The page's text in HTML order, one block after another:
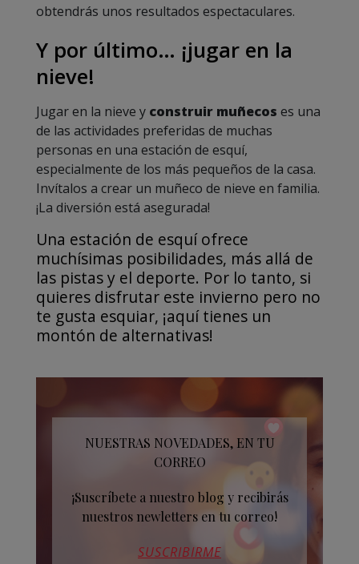
obtendrás unos resultados espectaculares.
Y por último… ¡jugar en la
nieve!
Jugar en la nieve y construir muñecos es una
de las actividades preferidas de muchas
personas en una estación de esquí,
especialmente de los más pequeños de la casa.
Invítalos a crear un muñeco de nieve en familia.
¡La diversión está asegurada!
Una estación de esquí ofrece
muchísimas posibilidades, más allá de
las pistas y el deporte. Por lo tanto, si
quieres disfrutar este invierno pero no
te gusta esquiar, ¡aquí tienes un
montón de alternativas!
NUESTRAS NOVEDADES, EN TU
CORREO
¡Suscríbete a nuestro blog y recibirás
nuestros newletters en tu correo!
SUSCRIBIRME